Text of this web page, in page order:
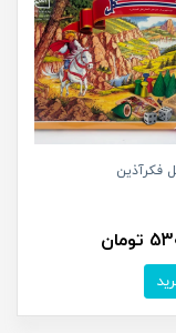
فکرآذین